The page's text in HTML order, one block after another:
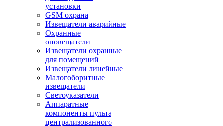
установки
GSM охрана
Извещатели аварийные
Охранные
оповещатели
Извещатели охранные
для помещений
Извещатели линейные
Малогоборитные
извещатели
Светоуказатели
Аппаратные
компоненты пульта
централизованного